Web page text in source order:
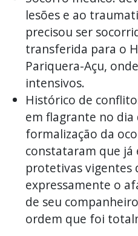
lesões e ao
precisou ser
transferida para o
Pariquera-Açu,
intensivos.
Histórico de
em flagrante no
formalização da
constataram que já
protetivas vigentes
expressamente o
de seu
ordem que foi